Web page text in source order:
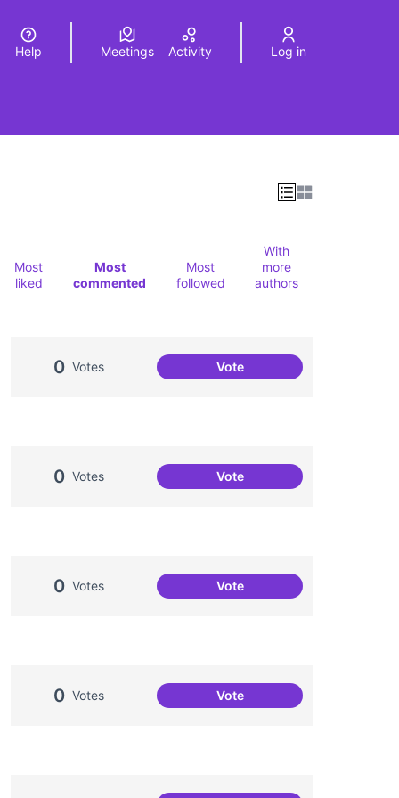
Elegir el idiomaChoose language
Help Meetings Activity Log in
Most
liked
Most
commented
Most
followed
With
more
authors
0 Votes VoteOci per a la gent jove
0 Votes VoteProjecte Xarxa Oberta de
0 Votes VoteMés voluntariat
0 Votes VoteFesta de la Interculturalitat